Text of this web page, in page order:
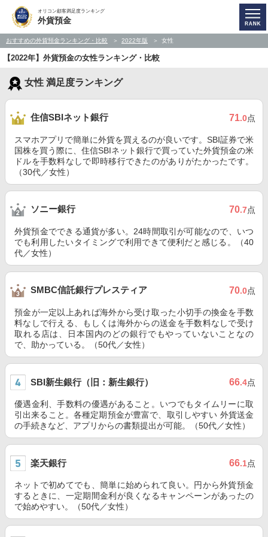
オリコン顧客満足度ランキング
外貨預金
おすすめの外貨預金ランキング・比較 2022年版 女性
【2022年】外貨預金の女性ランキング・比較
女性 満足度ランキング
住信SBIネット銀行 71.0点
スマホアプリで簡単に外貨を買えるのが良いです。SBI証券で米
国株を買う際に、住信SBIネット銀行で買っていた外貨預金の米
ドルを手数料なしで即時移行できたのがありがたかったです。
（30代／女性）
ソニー銀行 70.7点
外貨預金でできる通貨が多い。24時間取引が可能なので、いつ
でも利用したいタイミングで利用できて便利だと感じる。（40
代／女性）
SMBC信託銀行プレスティア 70.0点
預金が一定以上あれば海外から受け取った小切手の換金を手数
料なしで行える、もしくは海外からの送金を手数料なしで受け
取れる店は、日本国内のどの銀行でもやっていないことなの
で、助かっている。（50代／女性）
SBI新生銀行（旧：新生銀行） 66.4点
優遇金利、手数料の優遇があること。いつでもタイムリーに取
引出来ること。各種定期預金が豊富で、取引しやすい 外貨送金
の手続きなど、アプリからの書類提出が可能。（50代／女性）
楽天銀行 66.1点
ネットで初めてでも、簡単に始められて良い。円から外貨預金
するときに、一定期間金利が良くなるキャンペーンがあったの
で始めやすい。（50代／女性）